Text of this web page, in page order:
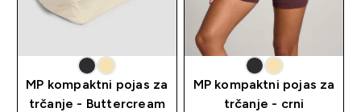
MP kompaktni pojas za
trčanje - Buttercream
MP kompaktni pojas za
trčanje - crni